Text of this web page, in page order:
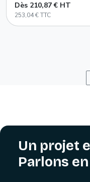
Dès 210,87 € HT
253,04 € TTC
Un projet
Parlons